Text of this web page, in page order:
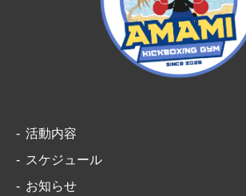
活動内容
スケジュール
お知らせ